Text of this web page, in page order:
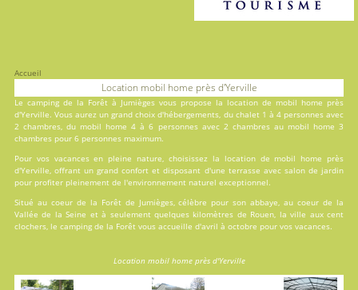
Accueil
Location mobil home près d'Yerville
Le camping de la Forêtà Jumièges vous propose la location de mobil home près
d'Yerville. Vous aurez un grand choix d'hébergements, du chalet1 à 4 personnes avec
2 chambres, du mobil home 4 à 6 personnes avec 2 chambres au mobil home 3
chambres pour 6 personnes maximum.
Pour vos vacances en pleine nature, choisissez la location de mobil home près
d'Yerville, offrant un grand confort et disposant d'une terrasse avec salon de jardin
pour profiter pleinement de l'environnement naturel exceptionnel.
Situé au coeur de la Forêt de Jumièges, célèbre pour son abbaye, au coeur de la
Vallée de la Seine et à seulement quelques kilomètres de Rouen, la ville aux cent
clochers, le camping de la Forêt vous accueille d'avril à octobre pour vos vacances.
Location mobil home près d'Yerville